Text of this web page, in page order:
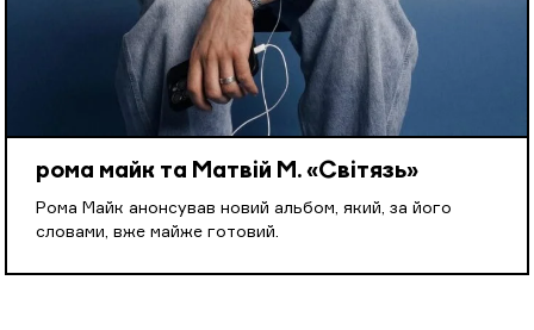
рома майк та Матвій М. «Світязь»
Рома Майк анонсував новий альбом, який, за його
словами, вже майже готовий.